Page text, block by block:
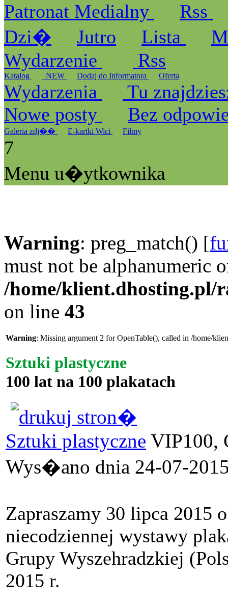
Patronat Medialny
Rss
Dzi�
Jutro Lista
Wydarzenie
Rss
Katalog _NEW Dodaj do Informatora Oferta
Wydarzenia
Tu
Nowe posty
Bez
Galeria zdj�� E-kartki Wici Filmy
7
Menu u�ytkownika
Warning: preg_match() [
must not be alphanumeric
/home/klient.dhosting.pl/
on line 43
Warning: Missing argument 2 for OpenTable(), called in /home/
Sztuki plastyczne
100 lat na 100 plakatach
Sztuki plastyczne VIP100,
Wys�ano dnia 24-07-
Zapraszamy 30 lipca 2015
niecodziennej wystawy
Grupy Wyszehradzkiej
2015 r.